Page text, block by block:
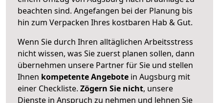
beachten sind. Angefangen bei der Planung bis
hin zum Verpacken Ihres kostbaren Hab & Gut.
Wenn Sie durch Ihren alltäglichen Arbeitsstress
nicht wissen, was Sie zuerst planen sollen, dann
übernehmen unsere Partner für Sie und stellen
Ihnen kompetente Angebote in Augsburg mit
einer Checkliste. Zögern Sie nicht, unsere
Dienste in Anspruch zu nehmen und lehnen Sie